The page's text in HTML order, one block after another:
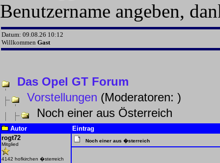
Benutzername angeben,
Datum: 09.08.26 10:12
Willkommen Gast
Das Opel GT Forum
Vorstellungen (Moderatoren: )
Noch einer aus Österreich
Autor
Eintrag
rogt72
Mitglied
4142 hofkirchen �sterreich
Noch einer aus �sterreich